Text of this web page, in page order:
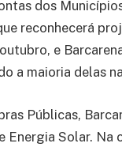
dos
reconhecerá
e
a maioria delas
Públicas,
Energia Solar.